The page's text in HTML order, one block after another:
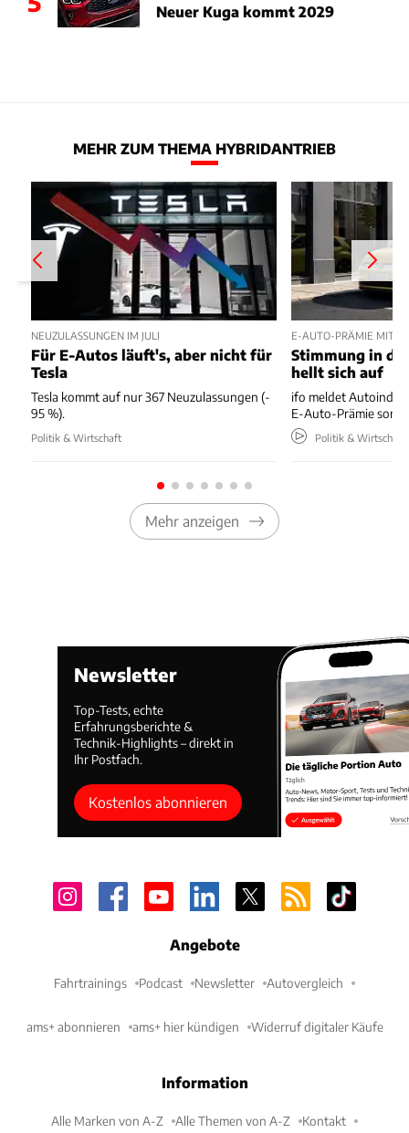
Neuer Kuga kommt 2029
MEHR ZUM THEMA HYBRIDANTRIEB
NEUZULASSUNGEN IM JULI
Für E-Autos läuft's, aber nicht für
Tesla
Tesla kommt auf nur 367 Neuzulassungen (-
95 %).
Politik & Wirtschaft
E-AUTO-PRÄMIE MIT
Stimmung in
hellt sich auf
ifo meldet
E-Auto-Prämie
Politik & Wirtschaft
Mehr anzeigen
Newsletter
Top-Tests, echte
Erfahrungsberichte &
Technik-Highlights – direkt in
Ihr Postfach.
Kostenlos abonnieren
Angebote
Fahrtrainings Podcast Newsletter Autovergleich
ams+ abonnieren ams+ hier kündigen Widerruf digitaler Käufe
Information
Alle Marken von A-Z Alle Themen von A-Z Kontakt